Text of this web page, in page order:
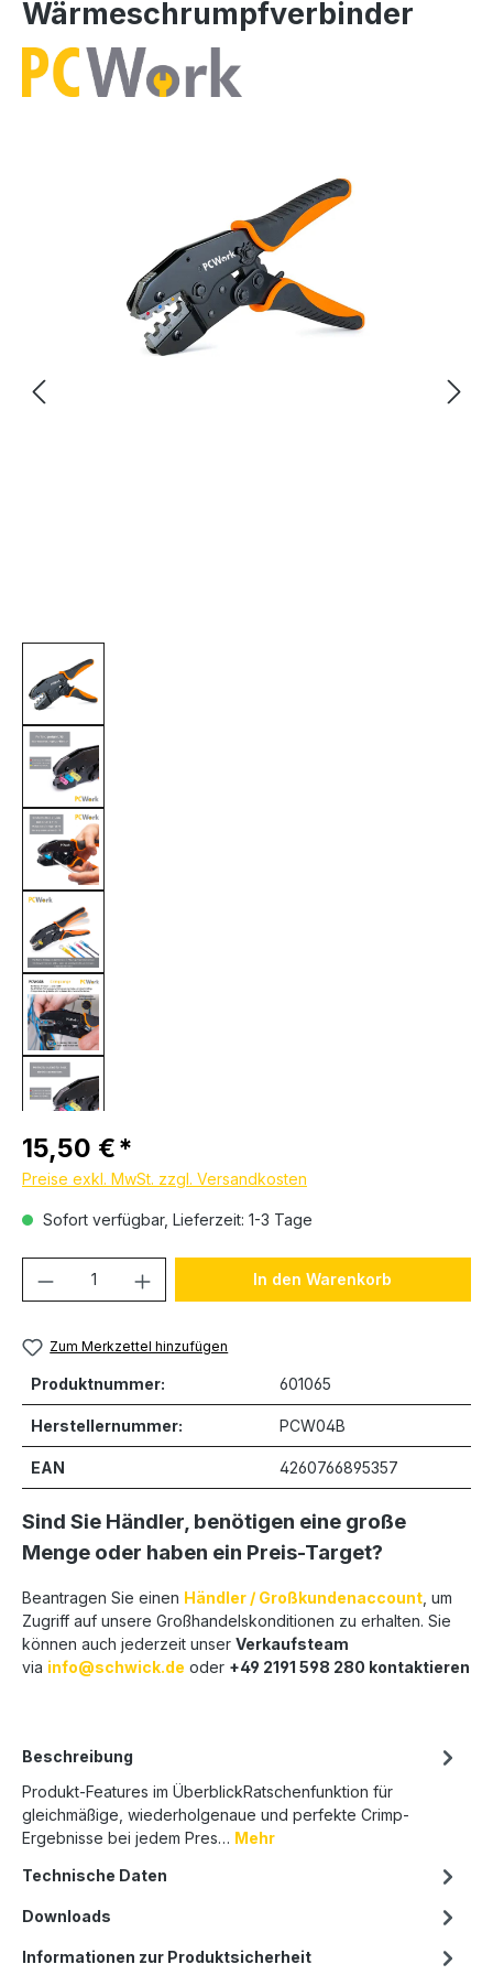
Wärmeschrumpfverbinder
Regulärer Preis:
15,50 €
Preise exkl. MwSt. zzgl. Versandkosten
Sofort verfügbar, Lieferzeit: 1-3 Tage
Produkt Anzahl: Gib denIn den Warenkorb
Zum Merkzettel hinzufügen
Produktnummer: 601065
Herstellernummer: PCW04B
EAN 4260766895357
Sind Sie Händler, benötigen eine große
Menge oder haben ein Preis-Target?
Beantragen Sie einen Händler / Großkundenaccount , um
Zugriff auf unsere Großhandelskonditionen zu erhalten. Sie
können auch jederzeit unser Verkaufsteam
via info@schwick.de oder +49 2191 598 280 kontaktieren
Beschreibung
Produkt-Features im ÜberblickRatschenfunktion für
gleichmäßige, wiederholgenaue und perfekte Crimp-
Ergebnisse bei jedem Pres… Mehr
Technische Daten
Downloads
Informationen zur Produktsicherheit